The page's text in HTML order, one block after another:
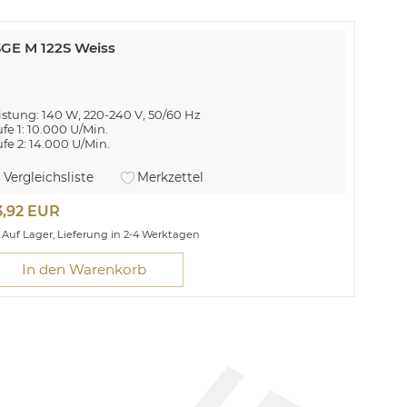
M 122S Weiss
140 W, 220-240 V, 50/60 Hz
1: 10.000 U/Min.
2: 14.000 U/Min.
165 cm
ca. 23 cm
M 122 S. Typ: Pürierstab, Produktfarbe: Weiß. AC
230 V, AC Eingangsfrequenz: 50 Hz,
72 x 72 x 343 mm
Vergleichsliste Merkzettel
EUR
Auf Lager, Lieferung in 2-4 Werktagen
In den Warenkorb